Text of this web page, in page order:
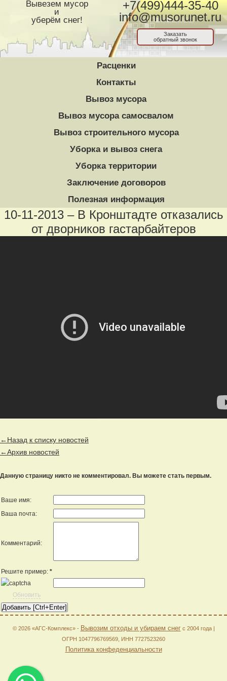
Вывезем мусор
и
уберём снег!
+7(499)444-35-40
info@musorunet.ru
Заказать
обратный звонок
Расценки
Контакты
Вывоз мусора
Вывоз мусора самосвалом
Вывоз строительного мусора
Уборка и вывоз снега
Уборка территории
Заключение договоров
Полезная информация
10-11-2013 – В Кронштадте отказались
от дворников гастарбайтеров
←Назад к списку новостей
←Архив новостей
Данную страницу никто не комментировал. Вы можете стать первым.
Ваше имя:
Ваша почта:
Комментарий:
Решите пример: *
Обновить
© 2026 «АГС-Комплекс» - Вывозим отходы и убираем снегс 2004 года |
ОГРН 1047796769569, ИНН 7727523260
Политика конфеденциальности